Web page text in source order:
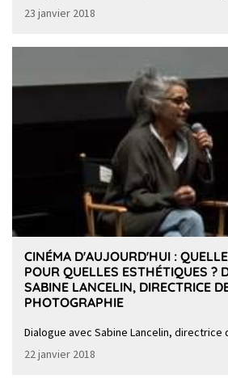
23 janvier 2018
CINÉMA D'AUJOURD'HUI :
POUR QUELLES ESTHÉTIQUES ?
SABINE LANCELIN, DIRECTRICE
PHOTOGRAPHIE
Dialogue avec Sabine Lancelin, directrice
22 janvier 2018